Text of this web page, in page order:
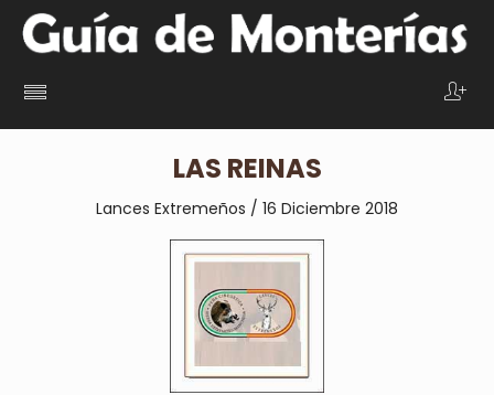
LAS REINAS
Lances Extremeños / 16 Diciembre 2018